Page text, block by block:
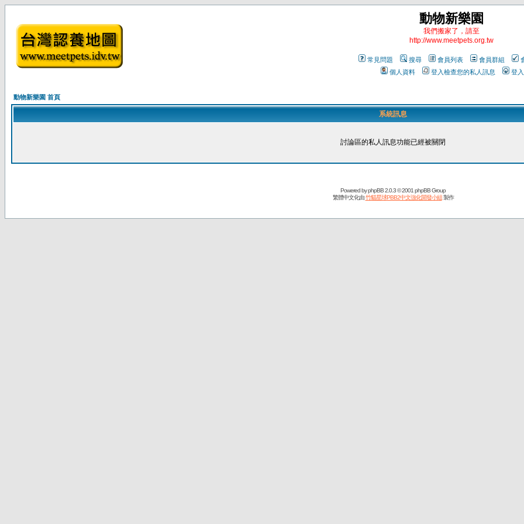
動物新樂園
我們搬家了，請至
http://www.meetpets.org.tw
常見問題 搜尋 會員列表 會員群組
個人資料
登入檢查您的私人訊息 登入
動物新樂園 首頁
系統訊息
討論區的私人訊息功能已經被關閉
Powered byphpBB2.0.3 © 2001 phpBB Group
繁體中文化由竹貓星球PBB2中文強化開發小組製作